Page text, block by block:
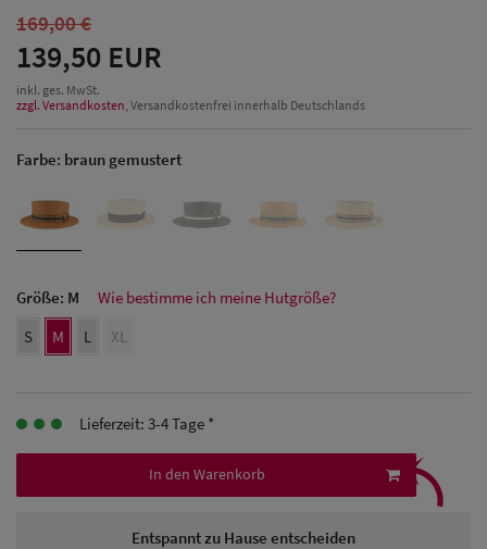
Herren Caps
Baseball Cpas
Herren UV-
Sonnenschilder
169,00 €
139,50 EUR
inkl. ges. MwSt.
zzgl. Versandkosten , Versandkostenfrei innerhalb Deutschlands
Farbe: braun gemustert
Größe: M
Wie bestimme ich meine Hutgröße?
S
M L XL
Lieferzeit: 3-4 Tage *
In den Warenkorb
Entspannt zu Hause entscheiden
⤹